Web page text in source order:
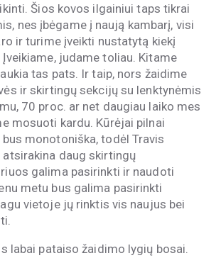
Šios kovos ilgainiui taps tikrai
nes įbėgame į naują kambarį, visi
ir turime įveikti nustatytą kiekį
judame toliau. Kitame
tas pats. Ir taip, nors žaidime
ir skirtingų sekcijų su lenktynėmis
70 proc. ar net daugiau laiko mes
mosuoti kardu. Kūrėjai pilnai
monotoniška, todėl Travis
daug skirtingų
galima pasirinkti ir naudoti
metu bus galima pasirinkti
vietoje jų rinktis vis naujus bei
labai pataiso žaidimo lygių bosai.